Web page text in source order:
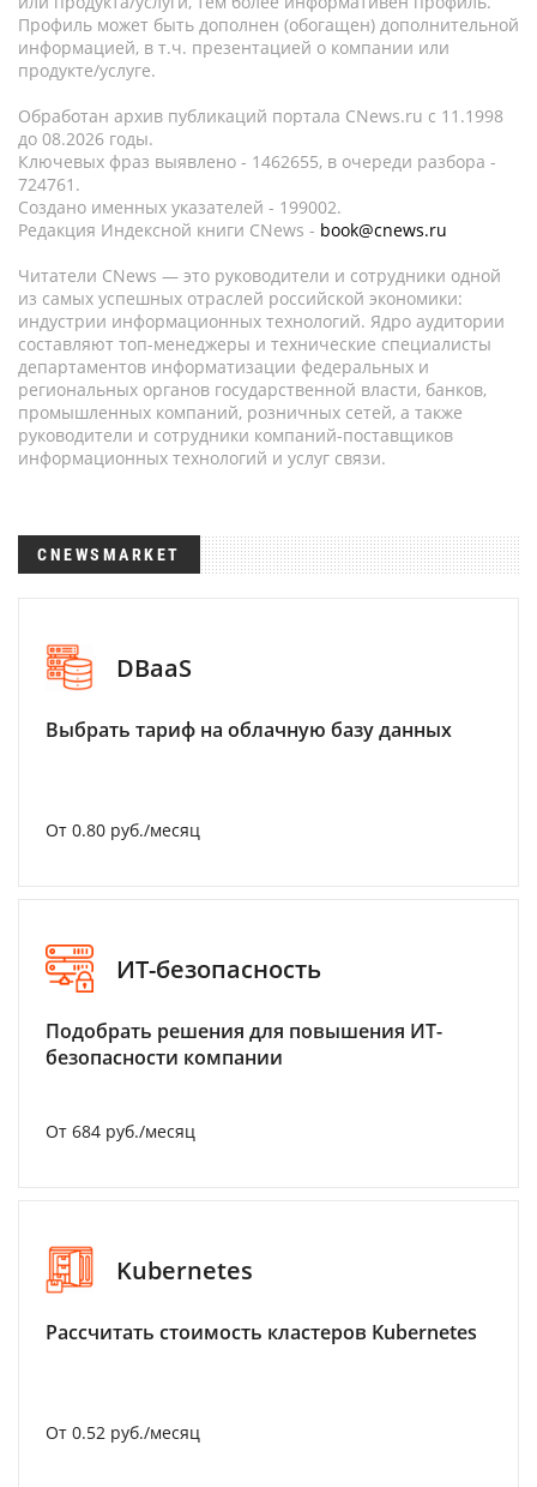
Профиль может быть дополнен (обогащен) дополнительной
информацией, в т.ч. презентацией о компании или
продукте/услуге.
Обработан архив публикаций портала CNews.ru c 11.1998
до 08.2026 годы.
Ключевых фраз выявлено - 1462655, в очереди разбора -
724761.
Создано именных указателей - 199002.
Редакция Индексной книги CNews - book@cnews.ru
Читатели CNews — это руководители и сотрудники одной
из самых успешных отраслей российской экономики:
индустрии информационных технологий. Ядро аудитории
составляют топ-менеджеры и технические специалисты
департаментов информатизации федеральных и
региональных органов государственной власти, банков,
промышленных компаний, розничных сетей, а также
руководители и сотрудники компаний-поставщиков
информационных технологий и услуг связи.
CNEWSMARKET
DBaaS
Выбрать тариф на облачную базу данных
От 0.80 руб./месяц
ИТ-безопасность
Подобрать решения для повышения ИТ-
безопасности компании
От 684 руб./месяц
Kubernetes
Рассчитать стоимость кластеров Kubernetes
От 0.52 руб./месяц